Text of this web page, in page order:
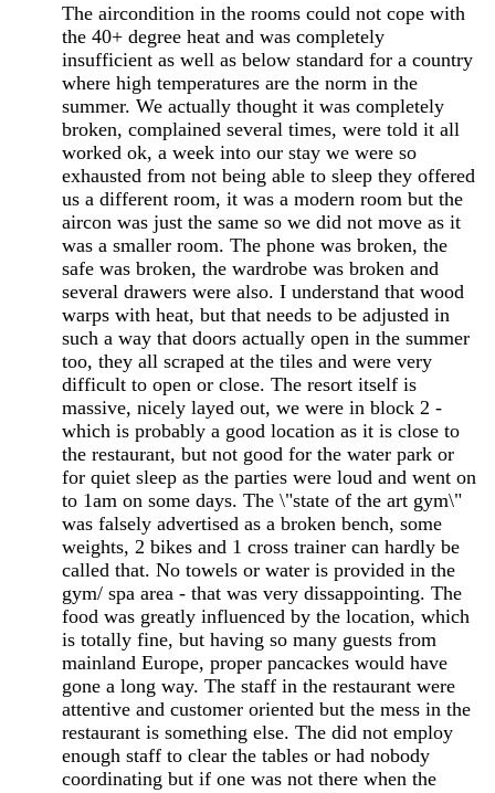
The aircondition in the rooms could not cope with
the 40+ degree heat and was completely
insufficient as well as below standard for a country
where high temperatures are the norm in the
summer. We actually thought it was completely
broken, complained several times, were told it all
worked ok, a week into our stay we were so
exhausted from not being able to sleep they offered
us a different room, it was a modern room but the
aircon was just the same so we did not move as it
was a smaller room. The phone was broken, the
safe was broken, the wardrobe was broken and
several drawers were also. I understand that wood
warps with heat, but that needs to be adjusted in
such a way that doors actually open in the summer
too, they all scraped at the tiles and were very
difficult to open or close. The resort itself is
massive, nicely layed out, we were in block 2 -
which is probably a good location as it is close to
the restaurant, but not good for the water park or
for quiet sleep as the parties were loud and went on
to 1am on some days. The \"state of the art gym\"
was falsely advertised as a broken bench, some
weights, 2 bikes and 1 cross trainer can hardly be
called that. No towels or water is provided in the
gym/ spa area - that was very dissappointing. The
food was greatly influenced by the location, which
is totally fine, but having so many guests from
mainland Europe, proper pancackes would have
gone a long way. The staff in the restaurant were
attentive and customer oriented but the mess in the
restaurant is something else. The did not employ
enough staff to clear the tables or had nobody
coordinating but if one was not there when the